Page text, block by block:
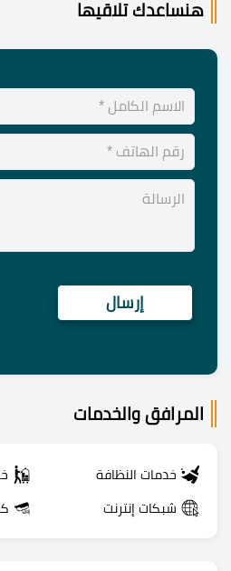
هنساعدك تلاقيها
المرافق والخدمات
خدمات النظافة
شبكات إنترنت